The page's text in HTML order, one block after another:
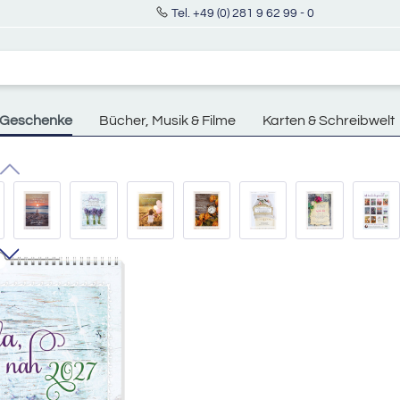
Tel. +49 (0) 281 9 62 99 - 0
Geschenke Bücher, Musik & Filme Karten & Schreibwelt